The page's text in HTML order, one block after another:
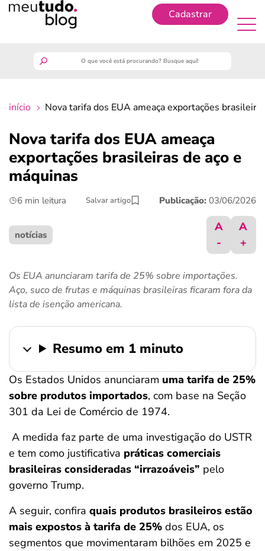
Cadastrar
finanças
benefícios
últimas notícias
ferramentas
início Nova tarifa dos EUA ameaça exportações
Nova tarifa dos EUA ameaça
exportações brasileiras de aço e
máquinas
6 min leitura Salvar artigo Publicação: 03/06/2026
notícias
A
-
A
+
Os EUA anunciaram tarifa de 25% sobre importações.
Aço, suco de frutas e máquinas brasileiras ficaram fora da
lista de isenção americana.
Resumo em 1 minuto
Os Estados Unidos anunciaram uma tarifa de 25%
sobre produtos importados, com base na Seção
301 da Lei de Comércio de 1974.
A medida faz parte de uma investigação do USTR
e tem como justificativa práticas comerciais
brasileiras consideradas “irrazoáveis” pelo
governo Trump.
A seguir, confira quais produtos brasileiros estão
mais expostos à tarifa de 25% dos EUA, os
segmentos que movimentaram bilhões em 2025 e